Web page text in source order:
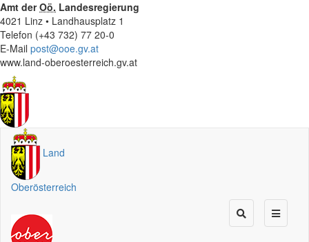
Amt derOö. Landesregierung
4021 Linz • Landhausplatz 1
Telefon (+43 732) 77 20-0
E-Mail post@ooe.gv.at
www.land-oberoesterreich.gv.at
Land
Oberösterreich